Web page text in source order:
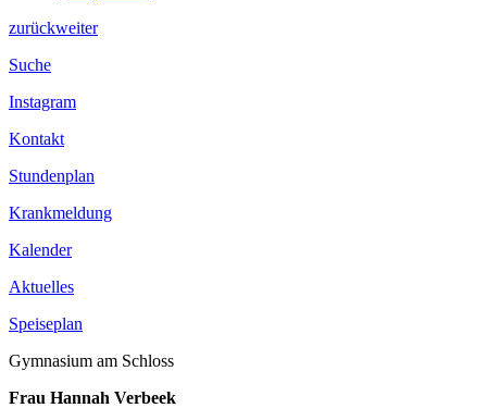
zurückweiter
Suche
Instagram
Kontakt
Stundenplan
Krankmeldung
Kalender
Aktuelles
Speiseplan
Gymnasium am Schloss
Frau Hannah Verbeek